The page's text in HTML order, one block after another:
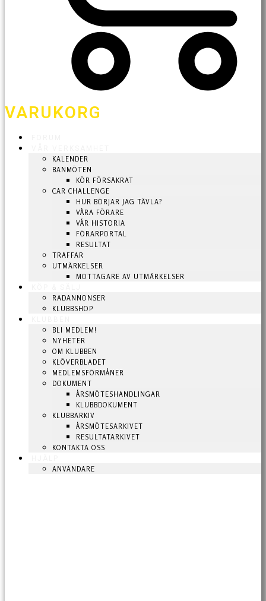
VARUKORG
KALENDER
BANMÖTEN
KÖR FÖRSÄKRAT
CAR CHALLENGE
HUR BÖRJAR JAG TÄVLA?
VÅRA FÖRARE
VÅR HISTORIA
FÖRARPORTAL
RESULTAT
TRÄFFAR
UTMÄRKELSER
MOTTAGARE AV UTMÄRKELSER
RADANNONSER
KLUBBSHOP
BLI MEDLEM!
NYHETER
OM KLUBBEN
KLÖVERBLADET
MEDLEMSFÖRMÅNER
DOKUMENT
ÅRSMÖTESHANDLINGAR
KLUBBDOKUMENT
KLUBBARKIV
ÅRSMÖTESARKIVET
RESULTATARKIVET
KONTAKTA OSS
ANVÄNDARE